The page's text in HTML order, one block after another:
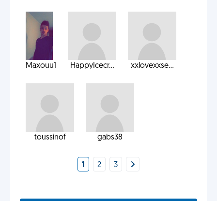
Maxouu1 HappyIcecr... xxlovexxse...
toussinof gabs38
1 2 3